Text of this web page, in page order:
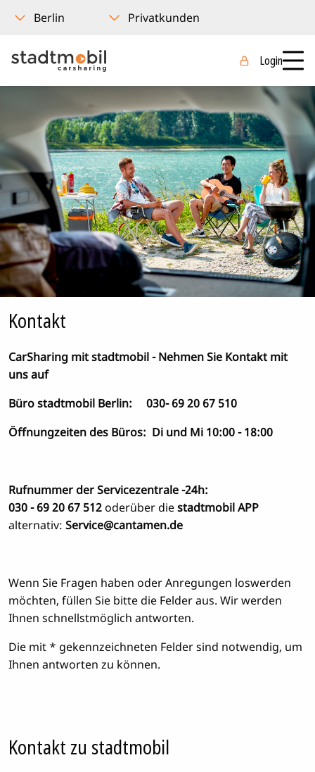
Login
Kontakt
CarSharing mit stadtmobil - Nehmen Sie Kontakt mit
uns auf
Büro stadtmobil Berlin: 030- 69 20 67 510
Öffnungzeiten des Büros: Di und Mi 10:00 - 18:00
Rufnummer der Servicezentrale -24h:
030 - 69 20 67 512 oderüber diestadtmobil APP
alternativ: Service@cantamen.de
Wenn Sie Fragen haben oder Anregungen loswerden
möchten, füllen Sie bitte die Felder aus. Wir werden
Ihnen schnellstmöglich antworten.
Die mit * gekennzeichneten Felder sind notwendig, um
Ihnen antworten zu können.
Kontakt zu stadtmobil